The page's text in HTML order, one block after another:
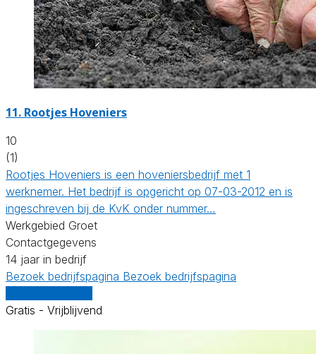
11. Rootjes Hoveniers
10
(1)
Rootjes Hoveniers is een hoveniersbedrijf met 1
werknemer. Het bedrijf is opgericht op 07-03-2012 en is
ingeschreven bij de KvK onder nummer…
Werkgebied Groet
Contactgegevens
14 jaar in bedrijf
Bezoek bedrijfspagina Bezoek bedrijfspagina
Gratis - Vrijblijvend